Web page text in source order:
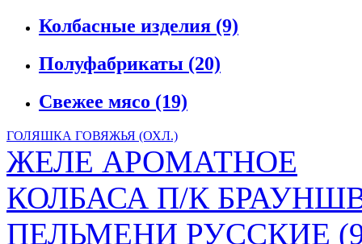
Колбасные изделия (9)
Полуфабрикаты (20)
Свежее мясо (19)
ГОЛЯШКА ГОВЯЖЬЯ (ОХЛ.)
ЖЕЛЕ АРОМАТНОЕ
КОЛБАСА П/К
ПЕЛЬМЕНИ РУССКИЕ